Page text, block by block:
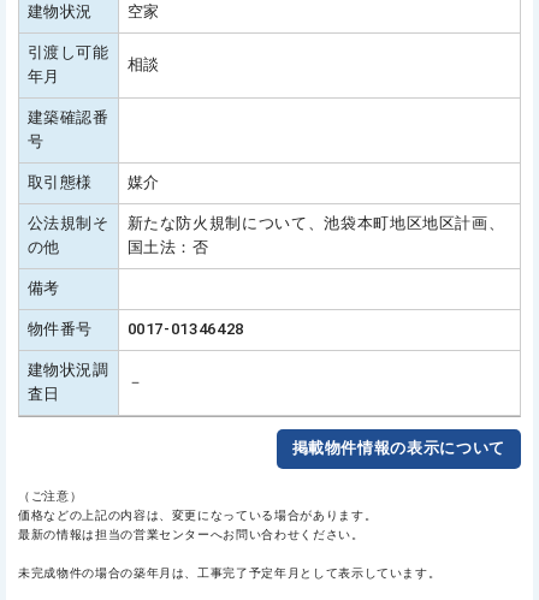
建物状況 空家
引渡し可能
年月
相談
建築確認番
号
取引態様 媒介
公法規制そ
の他
新たな防火規制について、池袋本町地区地区計画、
国土法：否
備考
物件番号 0017-01346428
建物状況調
査日
－
掲載物件情報の表示について
（ご注意）
価格などの上記の内容は、変更になっている場合があります。
最新の情報は担当の営業センターへお問い合わせください。
未完成物件の場合の築年月は、工事完了予定年月として表示しています。